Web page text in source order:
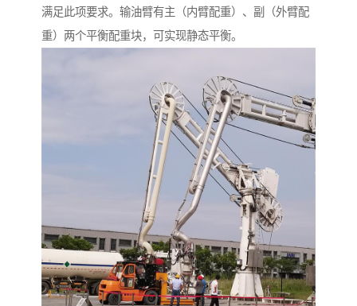
满足此项要求。输油臂有主（内臂配重）、副（外臂配
重）两个平衡配重块，可实现静态平衡。